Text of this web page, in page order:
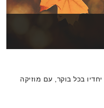
בכל בוקר, עם מוזיקה